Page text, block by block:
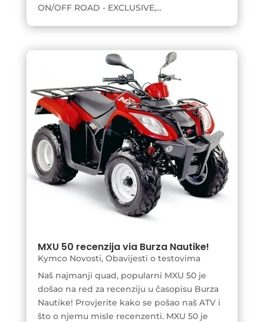
ON/OFF ROAD - EXCLUSIVE,...
MXU 50 recenzija via Burza Nautike!
Kymco Novosti, Obavijesti o testovima
Naš najmanji quad, popularni MXU 50 je
došao na red za recenziju u časopisu Burza
Nautike! Provjerite kako se pošao naš ATV i
što o njemu misle recenzenti. MXU 50 je